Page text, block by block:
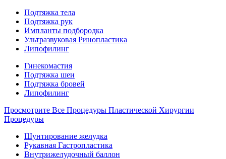
Подтяжка тела
Подтяжка рук
Импланты подбородка
Ультразвуковая Ринопластика
Липофилинг
Гинекомастия
Подтяжка шеи
Подтяжка бровей
Липофилинг
Просмотрите Все Процедуры Пластической Хирургии
Процедуры
Шунтирование желудка
Рукавная Гастропластика
Внутрижелудочный баллон